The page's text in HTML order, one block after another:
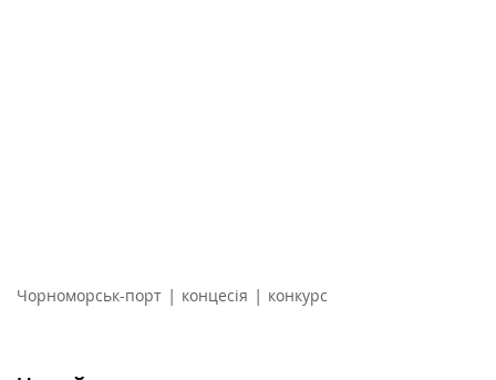
Чорноморськ-порт | концесія | конкурс